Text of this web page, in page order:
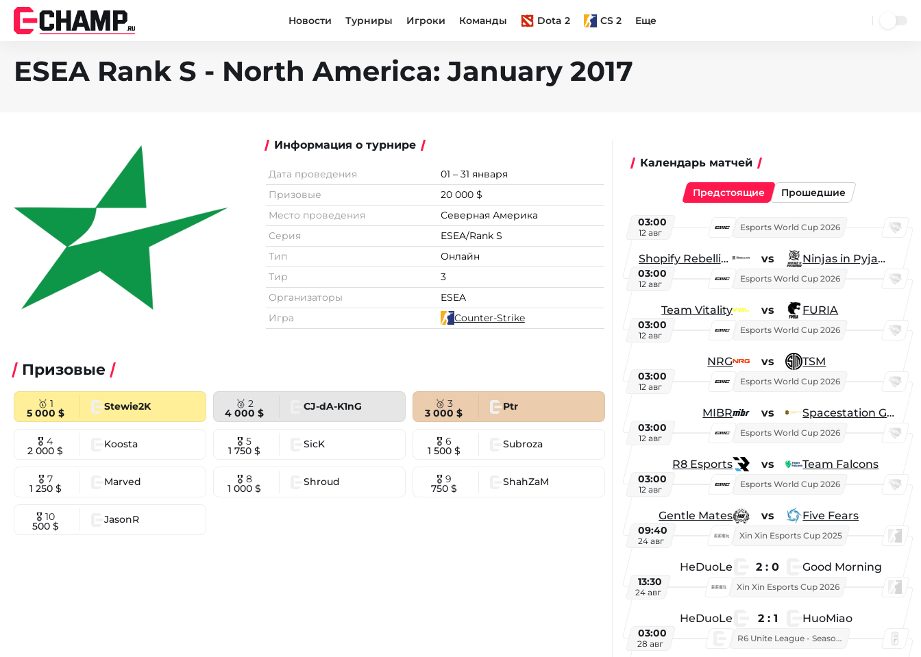
Новости Турниры Игроки Команды Dota 2 CS 2 Еще
ESEA Rank S - North America: January 2017
Информация о турнире
Дата проведения
01 – 31 января
Призовые
20 000 $
Место проведения
Северная Америка
Серия
ESEA/Rank S
Тип
Онлайн
Тир
3
Организаторы
ESEA
Игра
Counter-Strike
Призовые
🥇 1
5 000 $
Stewie2K 🥈 2
4 000 $
CJ-dA-K1nG 🥉 3
3 000 $
Ptr
🎖 4
2 000 $
Koosta 🎖 5
1 750 $
SicK 🎖 6
1 500 $
Subroza
🎖 7
1 250 $
Marved 🎖 8
1 000 $
Shroud 🎖 9
750 $
ShahZaM
🎖 10
500 $
JasonR
Календарь матчей
Предстоящие Прошедшие
03:00
12 авг
Esports World Cup 2026
Shopify Rebellion vs Ninjas in Pyjamas
03:00
12 авг
Esports World Cup 2026
Team Vitality vs FURIA
03:00
12 авг
Esports World Cup 2026
NRG vs TSM
03:00
12 авг
Esports World Cup 2026
MIBR vs Spacestation Gaming
03:00
12 авг
Esports World Cup 2026
R8 Esports vs Team Falcons
03:00
12 авг
Esports World Cup 2026
Gentle Mates vs Five Fears
09:40
24 авг
Xin Xin Esports Cup 2025
HeDuoLe 2 : 0 Good Morning
13:30
24 авг
Xin Xin Esports Cup 2026
HeDuoLe 2 : 1 HuoMiao
03:00
28 авг
R6 Unite League - Season 1